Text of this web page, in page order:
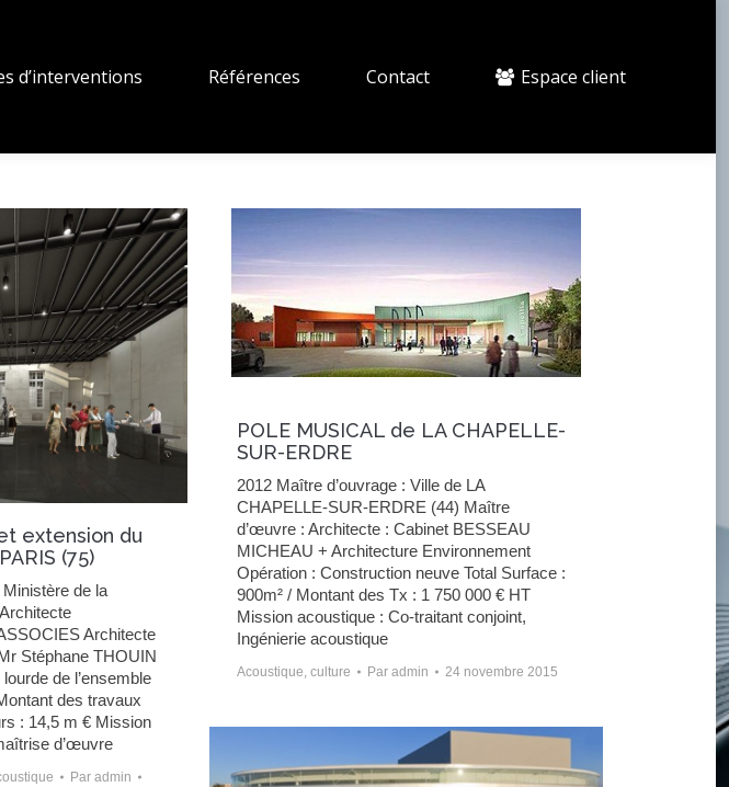
d’interventions Références Contact Espace client
extension du
(75)
de la
Architecte
Stéphane THOUIN
de l’ensemble
des travaux
: 14,5 m € Mission
d’œuvre
Par admin
POLE MUSICAL de LA CHAPELLE-
SUR-ERDRE
2012 Maître d’ouvrage : Ville de LA
CHAPELLE-SUR-ERDRE (44) Maître
d’œuvre : Architecte : Cabinet BESSEAU
MICHEAU + Architecture Environnement
Opération : Construction neuve Total Surface :
900m² / Montant des Tx : 1 750 000 € HT
Mission acoustique : Co-traitant conjoint,
Ingénierie acoustique
Acoustique, culture Par admin 24 novembre 2015